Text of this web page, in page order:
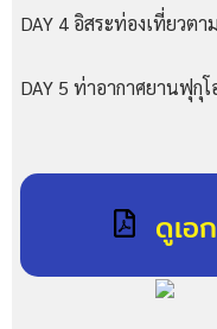
DAY 4 อิสระท่องเที่ยวตา
DAY 5 ท่าอากาศยานฟุกุ
ดูเอ